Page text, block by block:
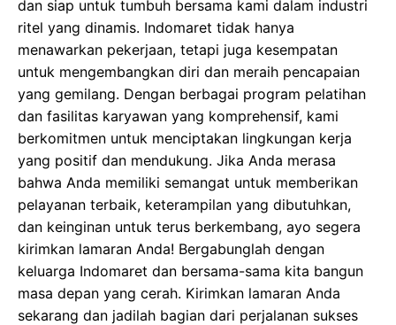
dan siap untuk tumbuh bersama kami dalam industri
ritel yang dinamis. Indomaret tidak hanya
menawarkan pekerjaan, tetapi juga kesempatan
untuk mengembangkan diri dan meraih pencapaian
yang gemilang. Dengan berbagai program pelatihan
dan fasilitas karyawan yang komprehensif, kami
berkomitmen untuk menciptakan lingkungan kerja
yang positif dan mendukung. Jika Anda merasa
bahwa Anda memiliki semangat untuk memberikan
pelayanan terbaik, keterampilan yang dibutuhkan,
dan keinginan untuk terus berkembang, ayo segera
kirimkan lamaran Anda! Bergabunglah dengan
keluarga Indomaret dan bersama-sama kita bangun
masa depan yang cerah. Kirimkan lamaran Anda
sekarang dan jadilah bagian dari perjalanan sukses